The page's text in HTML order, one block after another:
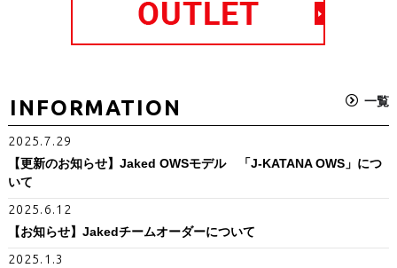
INFORMATION 一覧
2025.7.29
【更新のお知らせ】Jaked OWSモデル 「J-KATANA OWS」につ
いて
2025.6.12
【お知らせ】Jakedチームオーダーについて
2025.1.3